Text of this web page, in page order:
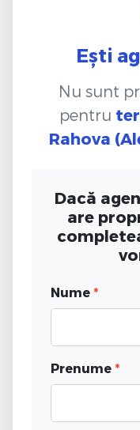
Ești
Nu sunt
pentru
Rahova
Dacă
are
Nume *
Prenume *